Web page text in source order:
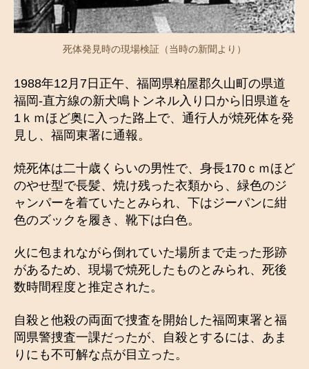
死体発見時の現場検証（当時の新聞より）
1988年12月7日正午、福岡県粕屋郡久山町の県道
福岡-直方線の新犬鳴トンネル入り口から旧県道を
1ｋｍほど奥に入った路上で、通行人が焼死体を発
見し、福岡東署に通報。
焼死体は二十歳くらいの男性で、身長170ｃｍほど
のやせ型で長髪、焼け残った衣類から、緑色のジ
ャンパーを着ていたとみられ、下はジーパンに紺
色のズックを履き、靴下は白色。
火に包まれながら倒れていた場所まで走った形跡
があるため、現場で焼死したものとみられ、死後
数時間程度と推定された。
自殺と他殺の両面で捜査を開始した福岡東署と福
岡県警捜査一課だったが、自殺とするには、あま
りにも不可解な点が目立った。